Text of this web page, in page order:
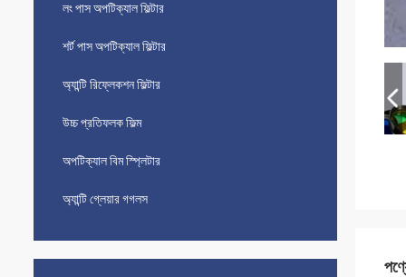
লং পাস অপটিক্যাল ফিল্টার
শর্ট পাস অপটিক্যাল ফিল্টার
অ্যান্টি রিফ্লেকশন ফিল্টার
উচ্চ প্রতিফলক ফিল্ম
অপটিক্যাল বিম স্প্লিটার
অ্যান্টি গ্লেয়ার গগলস